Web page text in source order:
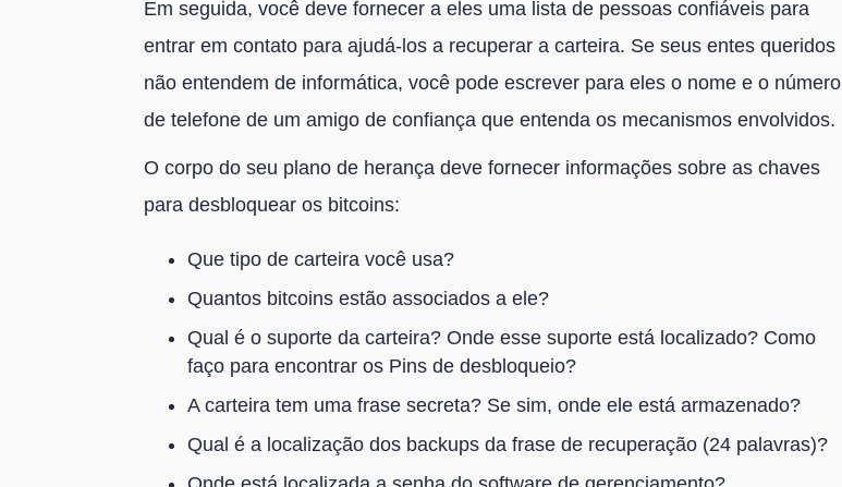
Em seguida, você deve fornecer a eles uma lista de pessoas confiáveis para
entrar em contato para ajudá-los a recuperar a carteira. Se seus entes queridos
não entendem de informática, você pode escrever para eles o nome e o número
de telefone de um amigo de confiança que entenda os mecanismos envolvidos.
O corpo do seu plano de herança deve fornecer informações sobre as chaves
para desbloquear os bitcoins:
Que tipo de carteira você usa?
Quantos bitcoins estão associados a ele?
Qual é o suporte da carteira? Onde esse suporte está localizado? Como
faço para encontrar os Pins de desbloqueio?
A carteira tem uma frase secreta? Se sim, onde ele está armazenado?
Qual é a localização dos backups da frase de recuperação (24 palavras)?